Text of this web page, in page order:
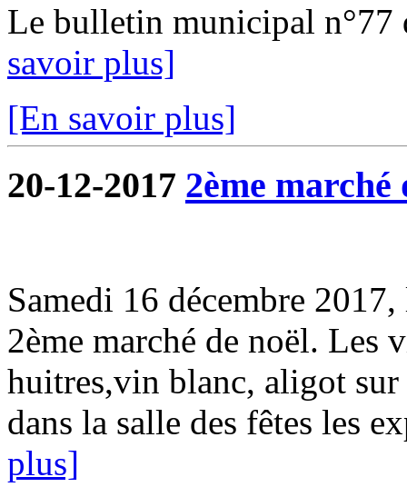
Le bulletin municipal n°77
savoir plus]
[En savoir plus]
20-12-2017 2ème marché
Samedi 16 décembre
2ème marché de noël. Les
huitres,vin blanc, aligot
dans la salle des fêtes les
plus]